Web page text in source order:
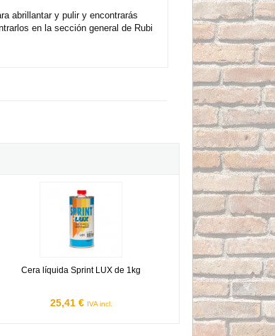
abrillantar y pulir y encontrarás
en la sección general de Rubi
Cera líquida Sprint LUX de 1kg
25,41 € IVA incl.